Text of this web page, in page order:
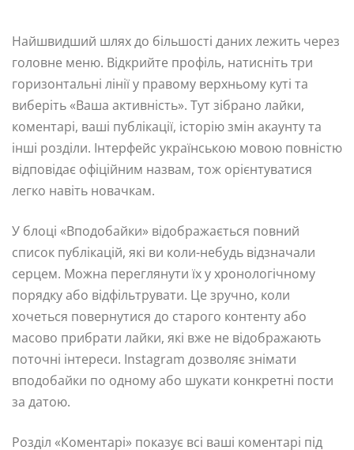
Найшвидший шлях до більшості даних лежить через
головне меню. Відкрийте профіль, натисніть три
горизонтальні лінії у правому верхньому куті та
виберіть «Ваша активність». Тут зібрано лайки,
коментарі, ваші публікації, історію змін акаунту та
інші розділи. Інтерфейс українською мовою повністю
відповідає офіційним назвам, тож орієнтуватися
легко навіть новачкам.
У блоці «Вподобайки» відображається повний
список публікацій, які ви коли-небудь відзначали
серцем. Можна переглянути їх у хронологічному
порядку або відфільтрувати. Це зручно, коли
хочеться повернутися до старого контенту або
масово прибрати лайки, які вже не відображають
поточні інтереси. Instagram дозволяє знімати
вподобайки по одному або шукати конкретні пости
за датою.
Розділ «Коментарі» показує всі ваші коментарі під